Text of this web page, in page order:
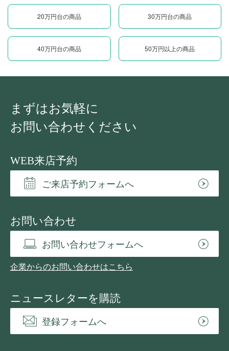
20万円台の商品 30万円台の商品
40万円台の商品 50万円以上の商品
まずはお気軽に
お問い合わせください
WEB来店予約
ご来店予約フォームへ
お問い合わせ
お問い合わせフォームへ
企業からのお問い合わせはこちら
ニュースレターを購読
登録フォームへ